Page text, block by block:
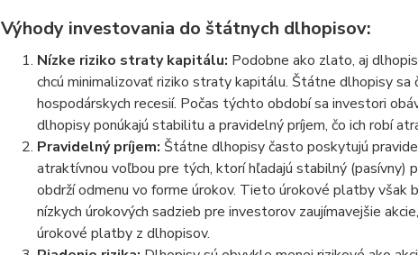
Výhody investovania do štátnych dlhopisov:
Nízke riziko straty kapitálu: Podobne ako zlato, aj
chcú minimalizovať riziko straty kapitálu. Štátne dlhopisy
hospodárskych recesií. Počas týchto období sa investori
dlhopisy ponúkajú stabilitu a pravidelný príjem, čo ich robí
Pravidelný príjem: Štátne dlhopisy často poskytujú
atraktívnou voľbou pre tých, ktorí hľadajú stabilný (pasívny)
obdrží odmenu vo forme úrokov. Tieto úrokové platby však
nízkych úrokových sadzieb pre investorov zaujímavejšie
úrokové platby z dlhopisov.